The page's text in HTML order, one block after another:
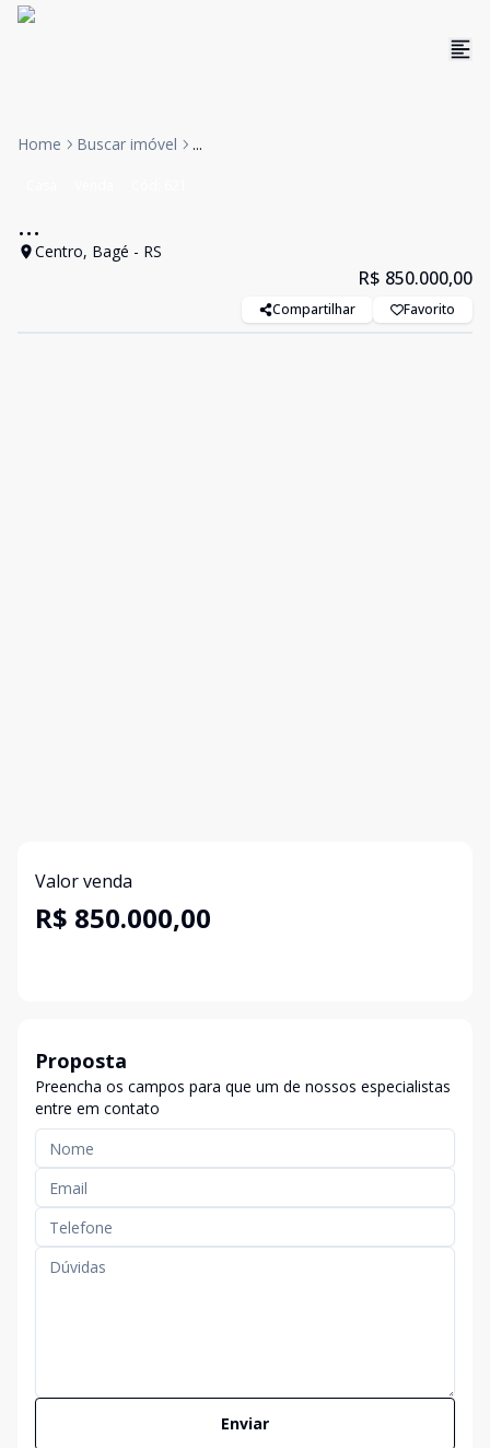
Home Buscar imóvel ...
...
Centro, Bagé - RS
R$ 850.000,00
Compartilhar Favorito
Valor venda
R$ 850.000,00
Proposta
Preencha os campos para que um de nossos especialistas
entre em contato
Enviar